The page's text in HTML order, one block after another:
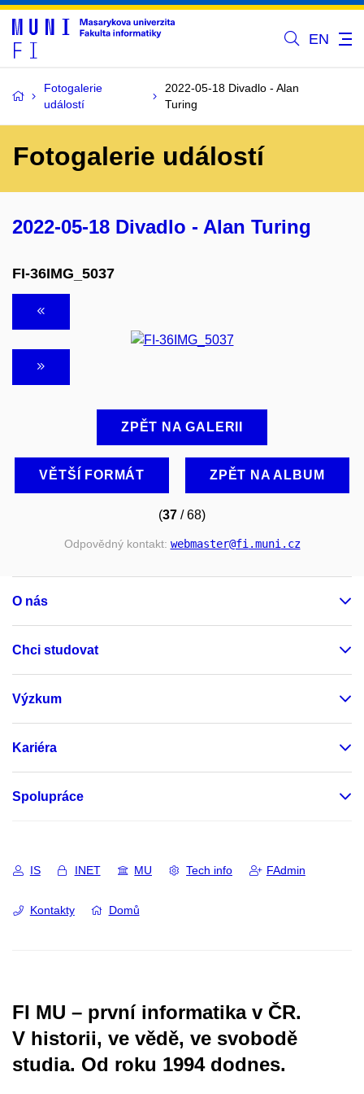
EN
Fotogalerie
událostí
2022-05-18 Divadlo - Alan
Turing
Fotogalerie událostí
2022-05-18 Divadlo - Alan Turing
FI-36IMG_5037
ZPĚT NA GALERII
VĚTŠÍ FORMÁT ZPĚT NA ALBUM
(37 / 68)
Odpovědný kontakt: webmaster@fi.muni.cz
O nás
Chci studovat
Výzkum
Kariéra
Spolupráce
IS INET MU Tech info FAdmin
Kontakty Domů
FI MU – první informatika v ČR.
V historii, ve vědě, ve svobodě
studia. Od roku 1994 dodnes.